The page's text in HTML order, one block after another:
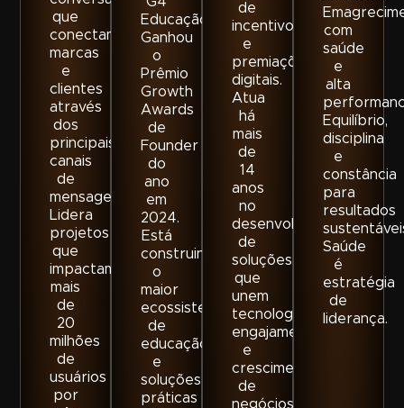
que
conectam
marcas
e
clientes
através
dos
principais
canais
de
mensageria.
Lidera
projetos
que
impactam
mais
de
20
milhões
de
usuários
por
Educação,
Ganhou
o
Prêmio
Growth
Awards
de
Founder
do
ano
em
2024.
Está
construindo
o
maior
ecossistema
de
educação
e
soluções
práticas
de
incentivo
e
premiações
digitais.
Atua
há
mais
de
14
anos
no
desenvolvimento
de
soluções
que
unem
tecnologia,
engajamento
e
crescimento
de
negócios.
com
saúde
e
alta
Equilíbrio,
disciplina
e
constância
para
resultados
Saúde
é
estratégia
de
liderança.